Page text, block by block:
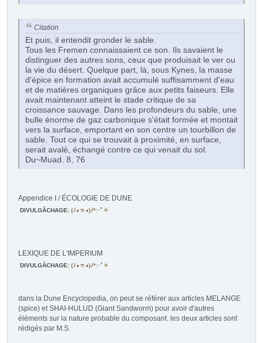
Citation
Et puis, il entendit gronder le sable.
Tous les Fremen connaissaient ce son. Ils savaient le
distinguer des autres sons, ceux que produisait le ver ou
la vie du désert. Quelque part, là, sous Kynes, la masse
d'épice en formation avait accumulé suffisamment d'eau
et de matières organiques grâce aux petits faiseurs. Elle
avait maintenant atteint le stade critique de sa
croissance sauvage. Dans les profondeurs du sable, une
bulle énorme de gaz carbonique s'était formée et montait
vers la surface, emportant en son centre un tourbillon de
sable. Tout ce qui se trouvait à proximité, en surface,
serait avalé, échangé contre ce qui venait du sol.
Du~Muad. 8, 76
Appendice I / ÉCOLOGIE DE DUNE
DIVULGÂCHAGE: (ﾉ◕ヮ◕)ﾉ*:･ﾟ✧
LEXIQUE DE L'IMPERIUM
DIVULGÂCHAGE: (ﾉ◕ヮ◕)ﾉ*:･ﾟ✧
dans la Dune Encyclopedia, on peut se référer aux articles MELANGE
(spice) et SHAI-HULUD (Giant Sandworm) pour avoir d'autres
éléments sur la nature probable du composant. les deux articles sont
rédigés par M.S.